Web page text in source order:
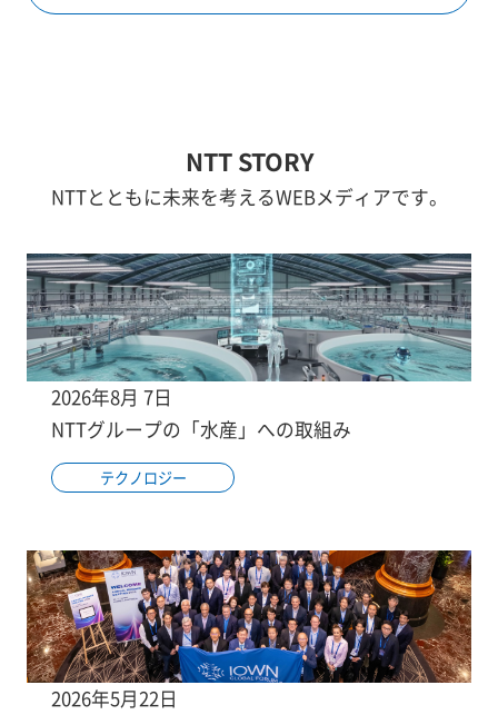
NTT STORY
NTTとともに未来を考えるWEBメディアです。
2026年8月 7日
NTTグループの「水産」への取組み
テクノロジー
2026年5月22日